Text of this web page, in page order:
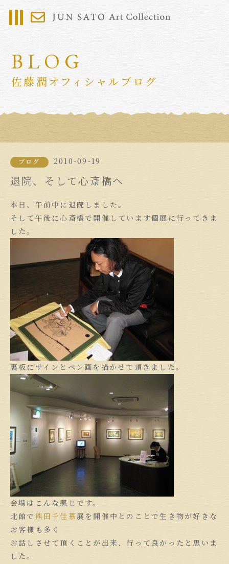
BLOG
佐藤潤オフィシャルブログ
ブログ 2010-09-19
退院、そして心斎橋へ
本日、午前中に退院しました。
そして午後に心斎橋で開催しています個展に行ってきま
した。
裏板にサインとペン画を描かせて頂きました。
会場はこんな感じです。
北館で 熊田千佳慕展を開催中とのことで生き物が好きな
お客様も多く
お話しさせて頂くことが出来、行って良かったと思いま
した。